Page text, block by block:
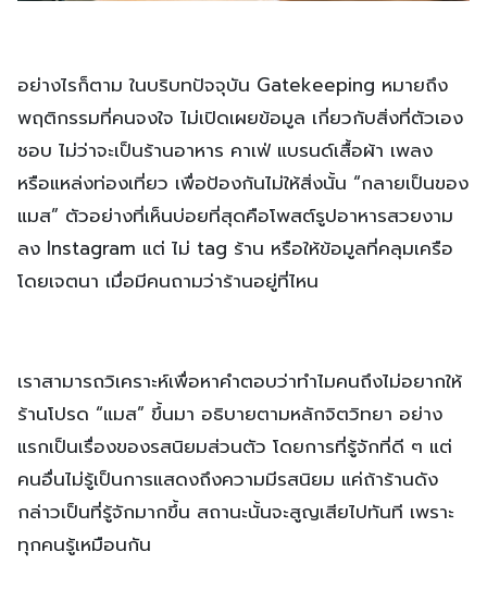
อย่างไรก็ตาม ในบริบทปัจจุบัน Gatekeeping หมายถึง
พฤติกรรมที่คนจงใจ ไม่เปิดเผยข้อมูล เกี่ยวกับสิ่งที่ตัวเอง
ชอบ ไม่ว่าจะเป็นร้านอาหาร คาเฟ่ แบรนด์เสื้อผ้า เพลง
หรือแหล่งท่องเที่ยว เพื่อป้องกันไม่ให้สิ่งนั้น “กลายเป็นของ
แมส” ตัวอย่างที่เห็นบ่อยที่สุดคือโพสต์รูปอาหารสวยงาม
ลง Instagram แต่ ไม่ tag ร้าน หรือให้ข้อมูลที่คลุมเครือ
โดยเจตนา เมื่อมีคนถามว่าร้านอยู่ที่ไหน
เราสามารถวิเคราะห์เพื่อหาคำตอบว่าทำไมคนถึงไม่อยากให้
ร้านโปรด “แมส” ขึ้นมา อธิบายตามหลักจิตวิทยา อย่าง
แรกเป็นเรื่องของรสนิยมส่วนตัว โดยการที่รู้จักที่ดี ๆ แต่
คนอื่นไม่รู้เป็นการแสดงถึงความมีรสนิยม แค่ถ้าร้านดัง
กล่าวเป็นที่รู้จักมากขึ้น สถานะนั้นจะสูญเสียไปทันที เพราะ
ทุกคนรู้เหมือนกัน